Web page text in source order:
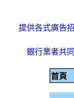
提供各式廣告
銀行業者共
首頁